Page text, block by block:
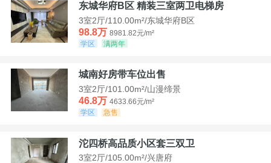
东城华府B区 精装三室两卫电梯房
3室2厅/110.00m²/东城华府B区
98.8万 8981.82元/m²
学区
满两年
城南好房带车位出售
3室2厅/101.00m²/山漫缔景
46.8万 4633.66元/m²
学区
急售
沱四桥高品质小区套三双卫
3室2厅/105.00m²/兴唐府